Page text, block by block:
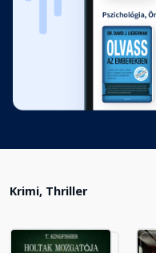
13. fejezet
Fejezet hossza:
14. fejezet
Fejezet hossza:
16. fejezet
Fejezet hossza:
Krimi, Thriller